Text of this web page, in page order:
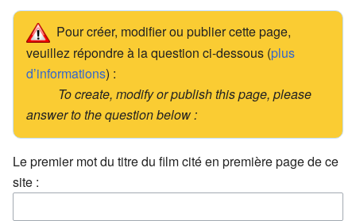
Pour créer, modifier ou publier cette page,
veuillez répondre à la question ci-dessous (plus
d’informations) :
To create, modify or publish this page, please
answer to the question below :
Le premier mot du titre du film cité en première page de ce
site :